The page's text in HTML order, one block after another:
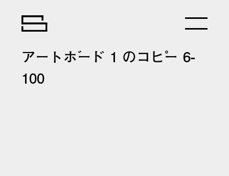
アートボード 1 のコピー 6-
100